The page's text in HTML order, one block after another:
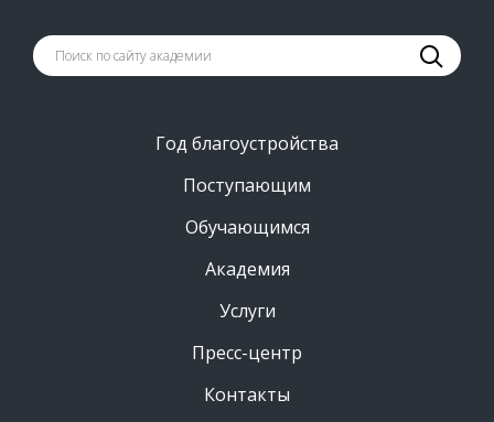
Год благоустройства
Поступающим
Обучающимся
Академия
Услуги
Пресс-центр
Контакты